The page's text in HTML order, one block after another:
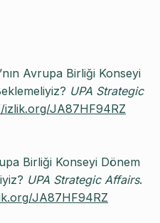
Avrupa Birliği Konseyi
UPA Strategic
izlik.org/JA87HF94RZ
Birliği Konseyi Dönem
UPA Strategic Affairs.
JA87HF94RZ